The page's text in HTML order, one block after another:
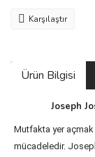
Karşılaştır
Ürün Bilgisi
Joseph
Mutfakta yer
mücadeledir.